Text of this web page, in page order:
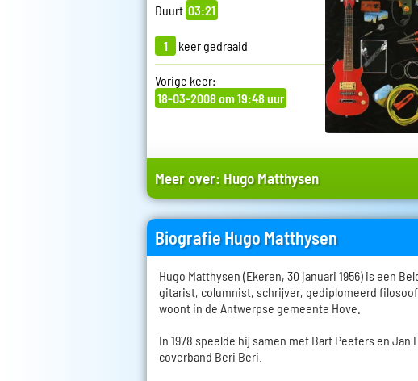
Duurt 03:21
1 keer gedraaid
Vorige keer:
18-03-2008 om 19:48 uur
Meer over: Hugo Matthysen
Biografie Hugo Matthysen
Hugo Matthysen (Ekeren, 30 januari 1956) is een
gitarist, columnist, schrijver, gediplomeerd
woont in de Antwerpse gemeente Hove.
In 1978 speelde hij samen met Bart Peeters en Jan
coverband Beri Beri.